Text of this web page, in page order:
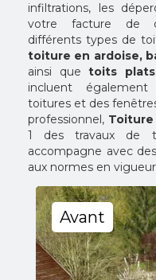
infiltrations, les
votre facture de
différents types de
toiture en ardoise,
ainsi que toits plats
incluent également
toitures et des
professionnel, Toiture
1 des travaux de
accompagne avec
aux normes en
Avant